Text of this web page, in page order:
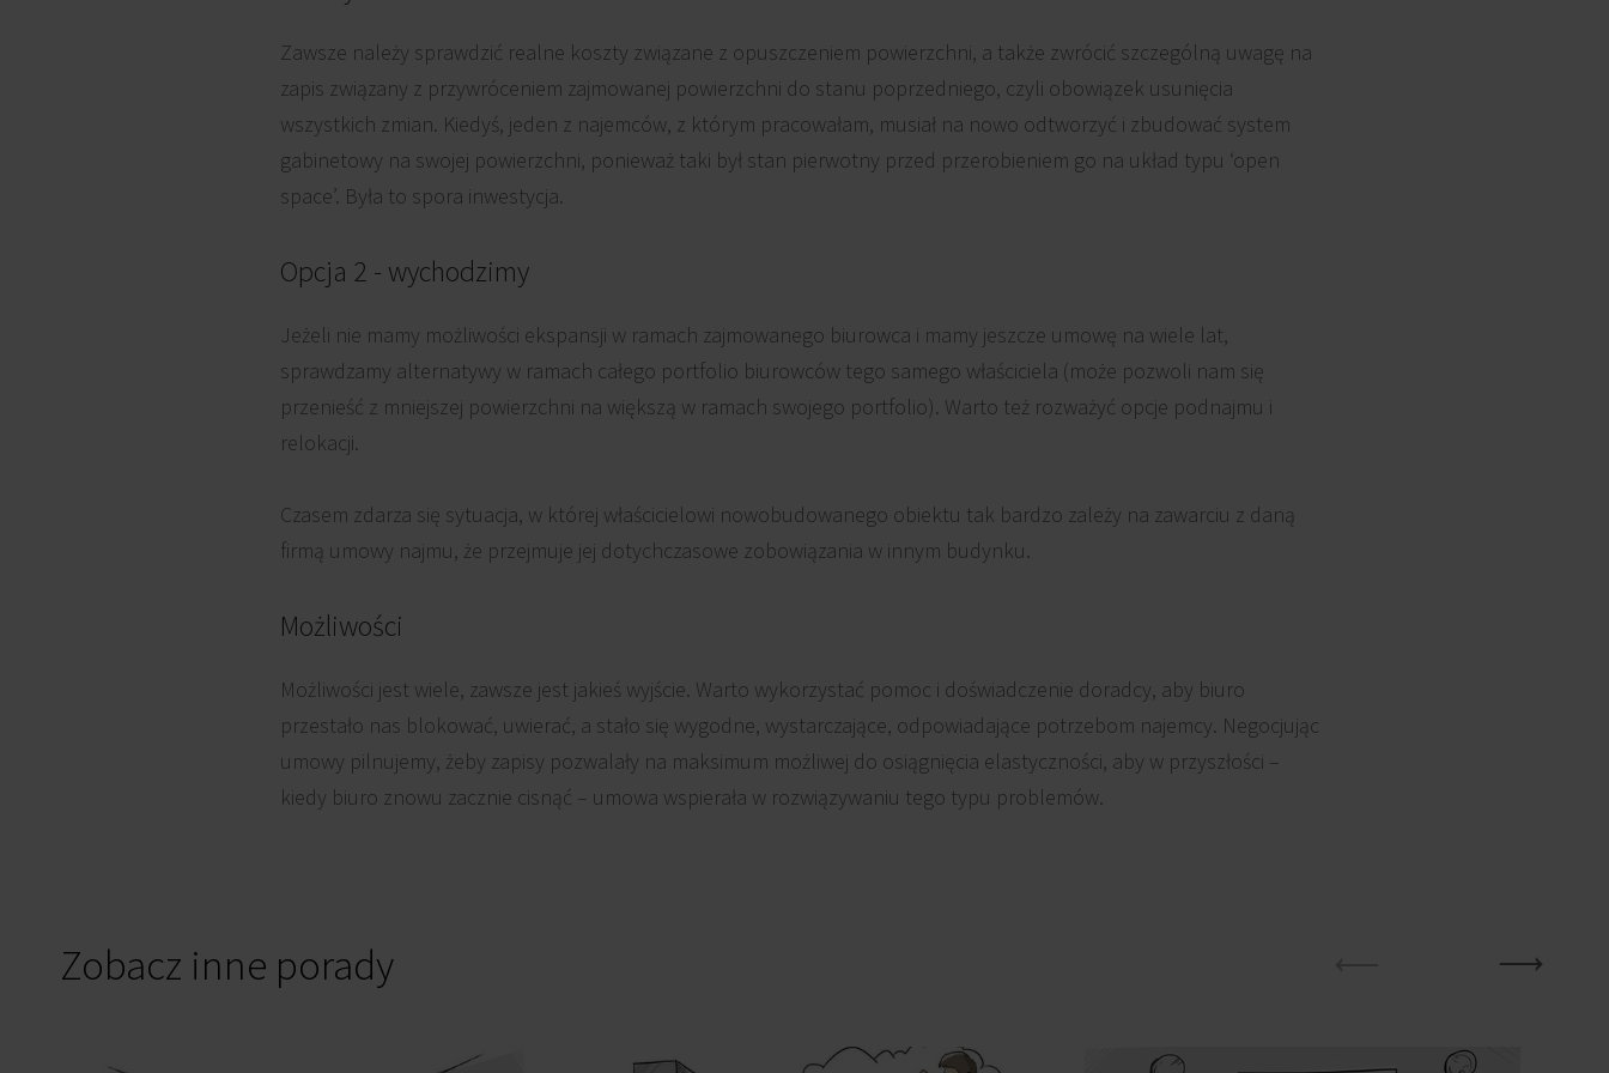
Zawsze należy sprawdzić realne koszty związane z opuszczeniem powierzchni, a także zwrócić szczególną uwagę na
zapis związany z przywróceniem zajmowanej powierzchni do stanu poprzedniego, czyli obowiązek usunięcia
wszystkich zmian. Kiedyś, jeden z najemców, z którym pracowałam, musiał na nowo odtworzyć i zbudować system
gabinetowy na swojej powierzchni, ponieważ taki był stan pierwotny przed przerobieniem go na układ typu ‘open
space’. Była to spora inwestycja.
Opcja 2 - wychodzimy
Jeżeli nie mamy możliwości ekspansji w ramach zajmowanego biurowca i mamy jeszcze umowę na wiele lat,
sprawdzamy alternatywy w ramach całego portfolio biurowców tego samego właściciela (może pozwoli nam się
przenieść z mniejszej powierzchni na większą w ramach swojego portfolio). Warto też rozważyć opcje podnajmu i
relokacji.
Czasem zdarza się sytuacja, w której właścicielowi nowobudowanego obiektu tak bardzo zależy na zawarciu z daną
firmą umowy najmu, że przejmuje jej dotychczasowe zobowiązania w innym budynku.
Możliwości
Możliwości jest wiele, zawsze jest jakieś wyjście. Warto wykorzystać pomoc i doświadczenie doradcy, aby biuro
przestało nas blokować, uwierać, a stało się wygodne, wystarczające, odpowiadające potrzebom najemcy. Negocjując
umowy pilnujemy, żeby zapisy pozwalały na maksimum możliwej do osiągnięcia elastyczności, aby w przyszłości –
kiedy biuro znowu zacznie cisnąć – umowa wspierała w rozwiązywaniu tego typu problemów.
Zobacz inne porady